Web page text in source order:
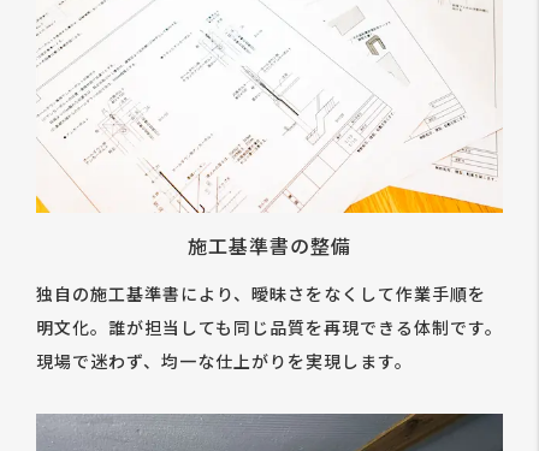
施工基準書の整備
独自の施工基準書により、曖昧さをなくして作業手順を
明文化。誰が担当しても同じ品質を再現できる体制です。
現場で迷わず、均一な仕上がりを実現します。